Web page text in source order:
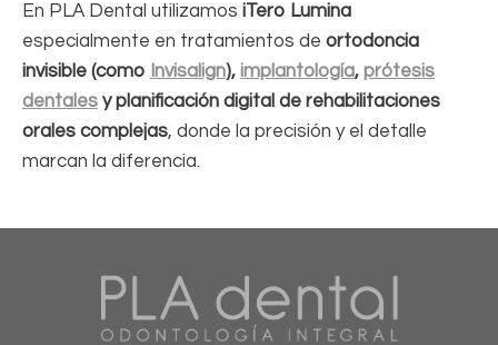
En PLA Dental utilizamos iTero Lumina
especialmente en tratamientos de ortodoncia
invisible (como Invisalign), implantología, prótesis
dentales y planificación digital de rehabilitaciones
orales complejas, donde la precisión y el detalle
marcan la diferencia.